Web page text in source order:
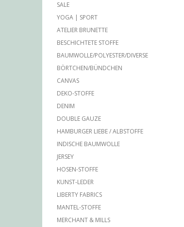
SALE
YOGA | SPORT
ATELIER BRUNETTE
BESCHICHTETE STOFFE
BAUMWOLLE/POLYESTER/DIVERSE
BÖRTCHEN/BÜNDCHEN
CANVAS
DEKO-STOFFE
DENIM
DOUBLE GAUZE
HAMBURGER LIEBE / ALBSTOFFE
INDISCHE BAUMWOLLE
JERSEY
HOSEN-STOFFE
KUNST-LEDER
LIBERTY FABRICS
MANTEL-STOFFE
MERCHANT & MILLS